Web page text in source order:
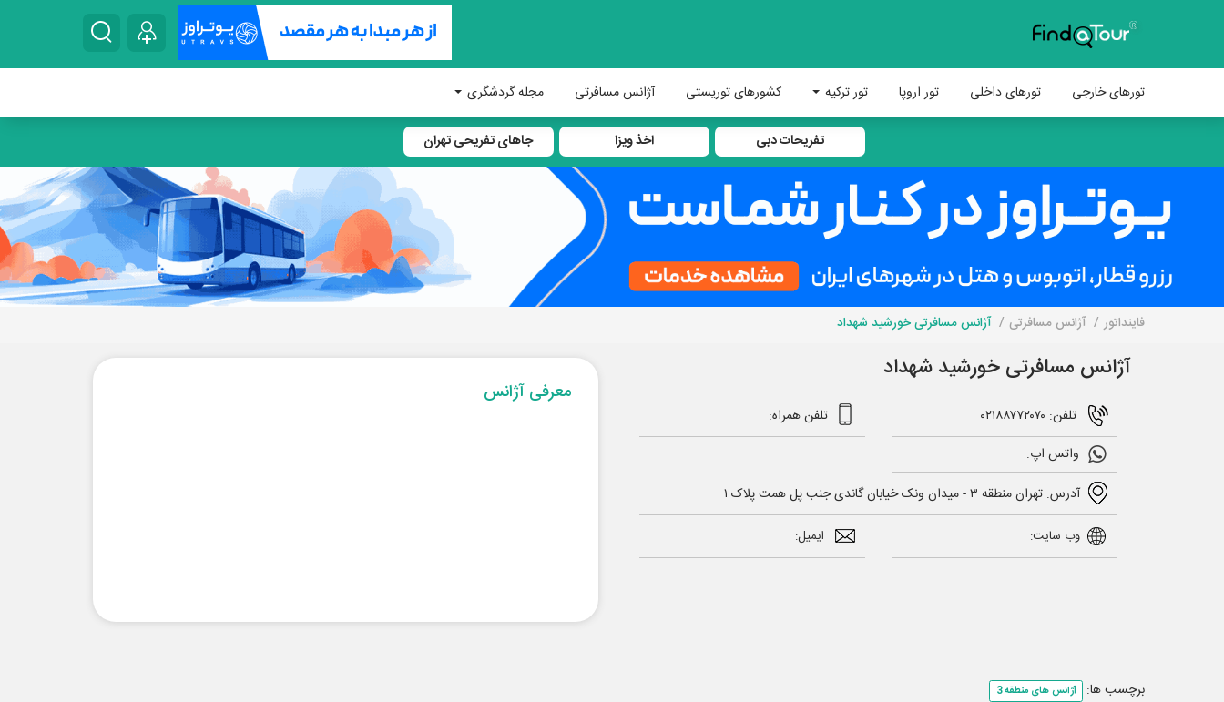
تورهای خارجی تورهای داخلی تور اروپا تور ترکیه کشورهای توریستی آژانس مسافرتی مجله گردشگری
تفریحات دبی اخذ ویزا جاهای تفریحی تهران
فاینداتور آژانس مسافرتی آژانس مسافرتی خورشید شهداد
آژانس مسافرتی خورشید شهداد
تلفن: ۰۲۱۸۸۷۷۲۰۷۰
تلفن همراه:
واتس اپ:
آدرس: تهران منطقه ۳ - میدان ونک خیابان گاندی جنب پل همت پلاک ۱
وب سایت: ایمیل:
معرفی آژانس
برچسب ها: آژانس های منطقه 3